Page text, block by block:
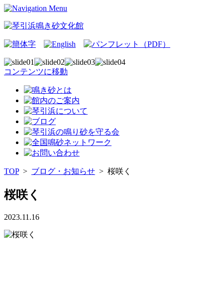
コンテンツに移動
TOP> ブログ・お知らせ > 桜咲く
桜咲く
2023.11.16